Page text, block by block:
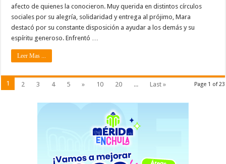
afecto de quienes la conocieron. Muy querida en distintos círculos
sociales por su alegría, solidaridad y entrega al prójimo, Mara
destacó por su constante disposición a ayudar a los demás y su
espíritu generoso. Enfrentó …
Leer Mas ...
Page 1 of 23
1 2 3 4 5 » 10 20 ... Last »